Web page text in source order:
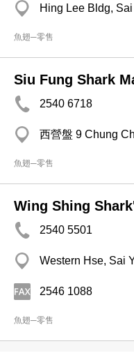
Hing Lee Bldg,
魚翅─零售
Siu Fung Shark
2540 6718
西營盤 9 Chung
魚翅─零售
Wing Shing
2540 5501
Western Hse, Sai
2546 1088
魚翅─零售